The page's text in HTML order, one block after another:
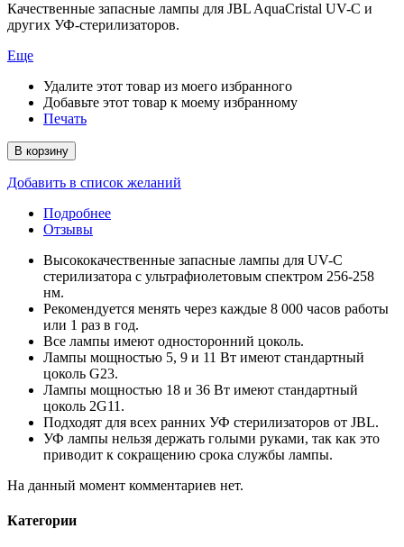
Качественные запасные лампы для JBL AquaCristal UV-C и
других УФ-стерилизаторов.
Еще
Удалите этот товар из моего избранного
Добавьте этот товар к моему избранному
Печать
В корзину
Добавить в список желаний
Подробнее
Отзывы
Высококачественные запасные лампы для UV-C
стерилизатора с ультрафиолетовым спектром 256-258
нм.
Рекомендуется менять через каждые 8 000 часов работы
или 1 раз в год.
Все лампы имеют односторонний цоколь.
Лампы мощностью 5, 9 и 11 Вт имеют стандартный
цоколь G23.
Лампы мощностью 18 и 36 Вт имеют стандартный
цоколь 2G11.
Подходят для всех ранних УФ стерилизаторов от JBL.
УФ лампы нельзя держать голыми руками, так как это
приводит к сокращению срока службы лампы.
На данный момент комментариев нет.
Категории